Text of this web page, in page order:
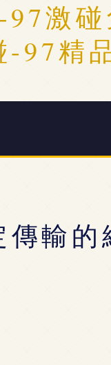
激
97精
輸的